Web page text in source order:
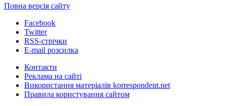
Повна версія сайту
Facebook
Twitter
RSS-стрічки
E-mail розсилка
Контакти
Реклама на сайті
Використання матеріалів korrespondent.net
Правила користування сайтом